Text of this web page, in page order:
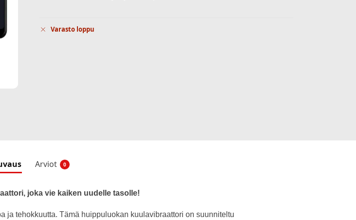
Varasto loppu
Arviot 0
joka vie kaiken uudelle tasolle!
ja tehokkuutta. Tämä huippuluokan kuulavibraattori on suunniteltu